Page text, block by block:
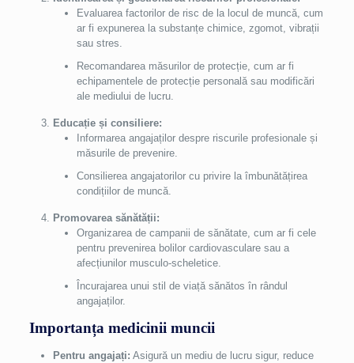
Evaluarea factorilor de risc de la locul de muncă, cum
ar fi expunerea la substanțe chimice, zgomot, vibrații
sau stres.
Recomandarea măsurilor de protecție, cum ar fi
echipamentele de protecție personală sau modificări
ale mediului de lucru.
Educație și consiliere:
Informarea angajaților despre riscurile profesionale și
măsurile de prevenire.
Consilierea angajatorilor cu privire la îmbunătățirea
condițiilor de muncă.
Promovarea sănătății:
Organizarea de campanii de sănătate, cum ar fi cele
pentru prevenirea bolilor cardiovasculare sau a
afecțiunilor musculo-scheletice.
Încurajarea unui stil de viață sănătos în rândul
angajaților.
Importanța medicinii muncii
Pentru angajați: Asigură un mediu de lucru sigur, reduce